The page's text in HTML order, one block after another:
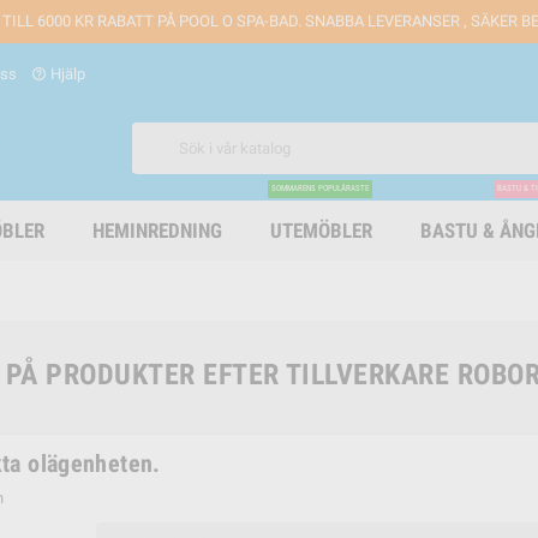
TILL 6000 KR RABATT PÅ POOL O SPA-BAD. SNABBA LEVERANSER , SÄKER
help_outline Hjälp
HEMINREDNING UTEMÖBLER
SOMMARENS POPULÄRASTE
BASTU &
BASTU &
PRODUKTER EFTER TILLVERKARE
olägenheten.